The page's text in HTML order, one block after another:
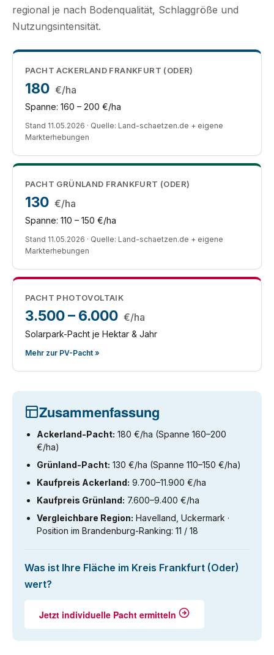
regional je nach Bodenqualität, Schlaggröße und
Nutzungsintensität.
PACHT ACKERLAND FRANKFURT (ODER)
180 €/ha
Spanne: 160 – 200 €/ha
Stand 11.05.2026 · Quelle: Land-schaetzen.de + eigene
Markterhebungen
PACHT GRÜNLAND FRANKFURT (ODER)
130 €/ha
Spanne: 110 – 150 €/ha
Stand 11.05.2026 · Quelle: Land-schaetzen.de + eigene
Markterhebungen
PACHT PHOTOVOLTAIK
3.500 – 6.000 €/ha
Solarpark-Pacht je Hektar & Jahr
Mehr zur PV-Pacht »
Zusammenfassung
Ackerland-Pacht: 180 €/ha (Spanne 160–200
€/ha)
Grünland-Pacht: 130 €/ha (Spanne 110–150 €/ha)
Kaufpreis Ackerland: 9.700–11.900 €/ha
Kaufpreis Grünland: 7.600–9.400 €/ha
Vergleichbare Region: Havelland, Uckermark ·
Position im Brandenburg-Ranking: 11 / 18
Was ist Ihre Fläche im Kreis Frankfurt (Oder)
wert?
Jetzt individuelle Pacht ermitteln